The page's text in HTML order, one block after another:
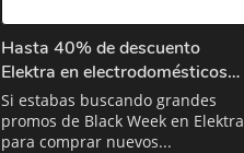
Hasta 40% de descuento
Elektra en electrodomésticos
este Black Week
Si estabas buscando grandes
promos de Black Week en Elektra
para comprar nuevos...